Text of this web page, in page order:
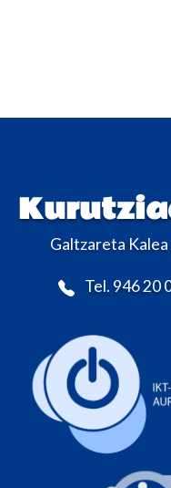
Galtzareta
Tel. 946 20